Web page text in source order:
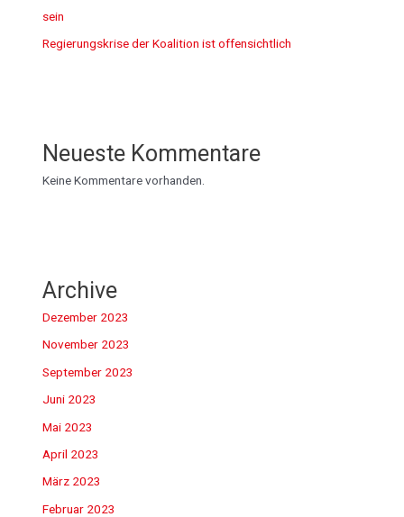
sein
Regierungskrise der Koalition ist offensichtlich
Neueste Kommentare
Keine Kommentare vorhanden.
Archive
Dezember 2023
November 2023
September 2023
Juni 2023
Mai 2023
April 2023
März 2023
Februar 2023